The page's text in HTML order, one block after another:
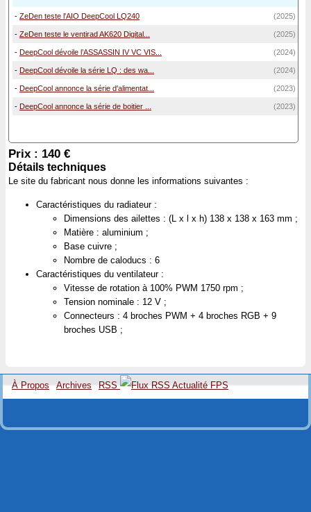
- ZeDen teste l'AIO DeepCool LQ240 (2025)
- ZeDen teste le ventirad AK620 Digital... (2025)
- DeepCool dévoile l’ASSASSIN IV VC VIS... (2024)
- DeepCool dévoile la série LQ : des wa... (2024)
- DeepCool annonce la série d'alimentat... (2023)
- DeepCool annonce la série de boitier ... (2023)
Prix : 140 €
Détails techniques
Le site du fabricant nous donne les informations suivantes :
Caractéristiques du radiateur :
Dimensions des ailettes : (L x l x h) 138 x 138 x 163 mm ;
Matière : aluminium ;
Base cuivre ;
Nombre de caloducs : 6
Caractéristiques du ventilateur :
Vitesse de rotation à 100% PWM 1750 rpm ;
Tension nominale : 12 V ;
Connecteurs : 4 broches PWM + 4 broches RGB + 9
broches USB ;
À Propos Archives RSS